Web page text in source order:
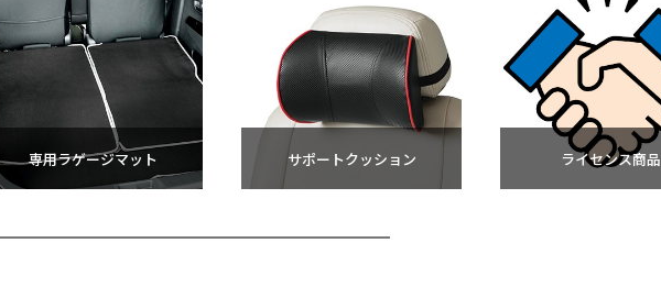
専用ラゲージマット サポートクッション ライセンス商品